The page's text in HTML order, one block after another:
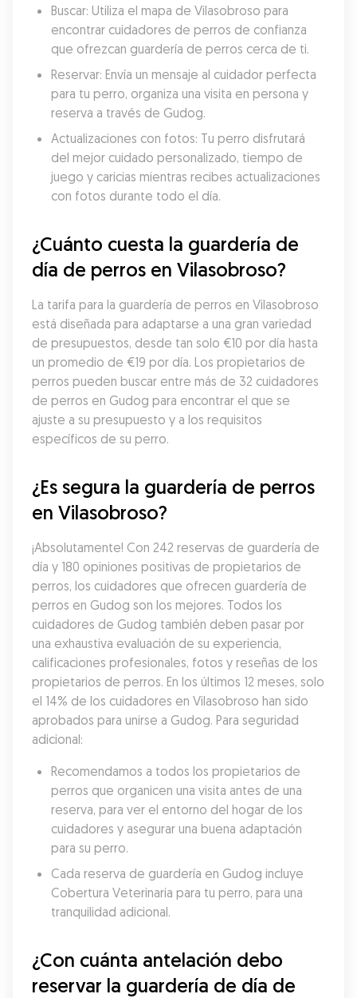
Buscar: Utiliza el mapa de Vilasobroso para
encontrar cuidadores de perros de confianza
que ofrezcan guardería de perros cerca de ti.
Reservar: Envía un mensaje al cuidador perfecta
para tu perro, organiza una visita en persona y
reserva a través de Gudog.
Actualizaciones con fotos: Tu perro disfrutará
del mejor cuidado personalizado, tiempo de
juego y caricias mientras recibes actualizaciones
con fotos durante todo el día.
¿Cuánto cuesta la guardería de
día de perros en Vilasobroso?
La tarifa para la guardería de perros en Vilasobroso
está diseñada para adaptarse a una gran variedad
de presupuestos, desde tan solo €10 por día hasta
un promedio de €19 por día. Los propietarios de
perros pueden buscar entre más de 32 cuidadores
de perros en Gudog para encontrar el que se
ajuste a su presupuesto y a los requisitos
específicos de su perro.
¿Es segura la guardería de perros
en Vilasobroso?
¡Absolutamente! Con 242 reservas de guardería de
día y 180 opiniones positivas de propietarios de
perros, los cuidadores que ofrecen guardería de
perros en Gudog son los mejores. Todos los
cuidadores de Gudog también deben pasar por
una exhaustiva evaluación de su experiencia,
calificaciones profesionales, fotos y reseñas de los
propietarios de perros. En los últimos 12 meses, solo
el 14% de los cuidadores en Vilasobroso han sido
aprobados para unirse a Gudog. Para seguridad
adicional:
Recomendamos a todos los propietarios de
perros que organicen una visita antes de una
reserva, para ver el entorno del hogar de los
cuidadores y asegurar una buena adaptación
para su perro.
Cada reserva de guardería en Gudog incluye
Cobertura Veterinaria para tu perro, para una
tranquilidad adicional.
¿Con cuánta antelación debo
reservar la guardería de día de